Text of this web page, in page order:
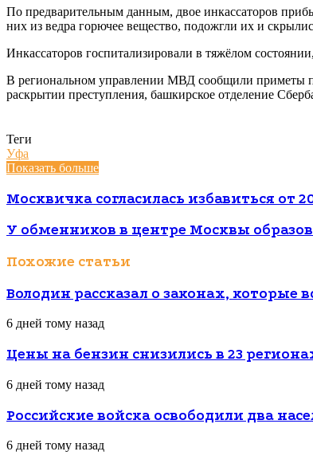
По предварительным данным, двое инкассаторов
них из ведра горючее вещество, подожгли их и
Инкассаторов госпитализировали в тяжёлом
В региональном управлении МВД сообщили приметы
раскрытии преступления, башкирское отделение
Теги
Уфа
Показать больше
Москвичка согласилась избавиться от
У обменников в центре Москвы
Похожие статьи
Володин рассказал о законах, которые
6 дней тому назад
Цены на бензин снизились в 23
6 дней тому назад
Российские войска освободили два
6 дней тому назад